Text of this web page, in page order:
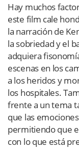
Hay muchos
este film cale
la narración de
la sobriedad y el
adquiera
escenas en los
a los heridos y
los hospitales.
frente a un tema
que las
permitiendo que
con lo que está